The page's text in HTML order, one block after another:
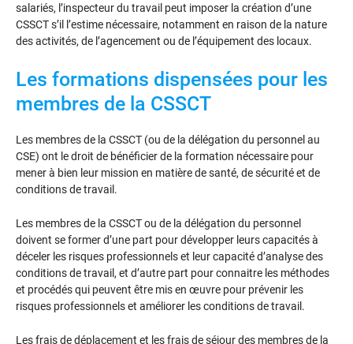
salariés, l’inspecteur du travail peut imposer la création d’une
CSSCT s’il l’estime nécessaire, notamment en raison de la nature
des activités, de l’agencement ou de l’équipement des locaux.
Les formations dispensées pour les
membres de la CSSCT
Les membres de la CSSCT (ou de la délégation du personnel au
CSE) ont le droit de bénéficier de la formation nécessaire pour
mener à bien leur mission en matière de santé, de sécurité et de
conditions de travail.
Les membres de la CSSCT ou de la délégation du personnel
doivent se former d’une part pour développer leurs capacités à
déceler les risques professionnels et leur capacité d’analyse des
conditions de travail, et d’autre part pour connaitre les méthodes
et procédés qui peuvent être mis en œuvre pour prévenir les
risques professionnels et améliorer les conditions de travail.
Les frais de déplacement et les frais de séjour des membres de la